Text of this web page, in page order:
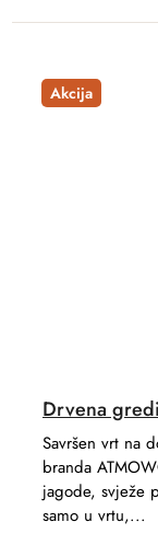
Akcija
Drvena
Savršen vrt na
branda
jagode, svježe
samo u vrtu,...